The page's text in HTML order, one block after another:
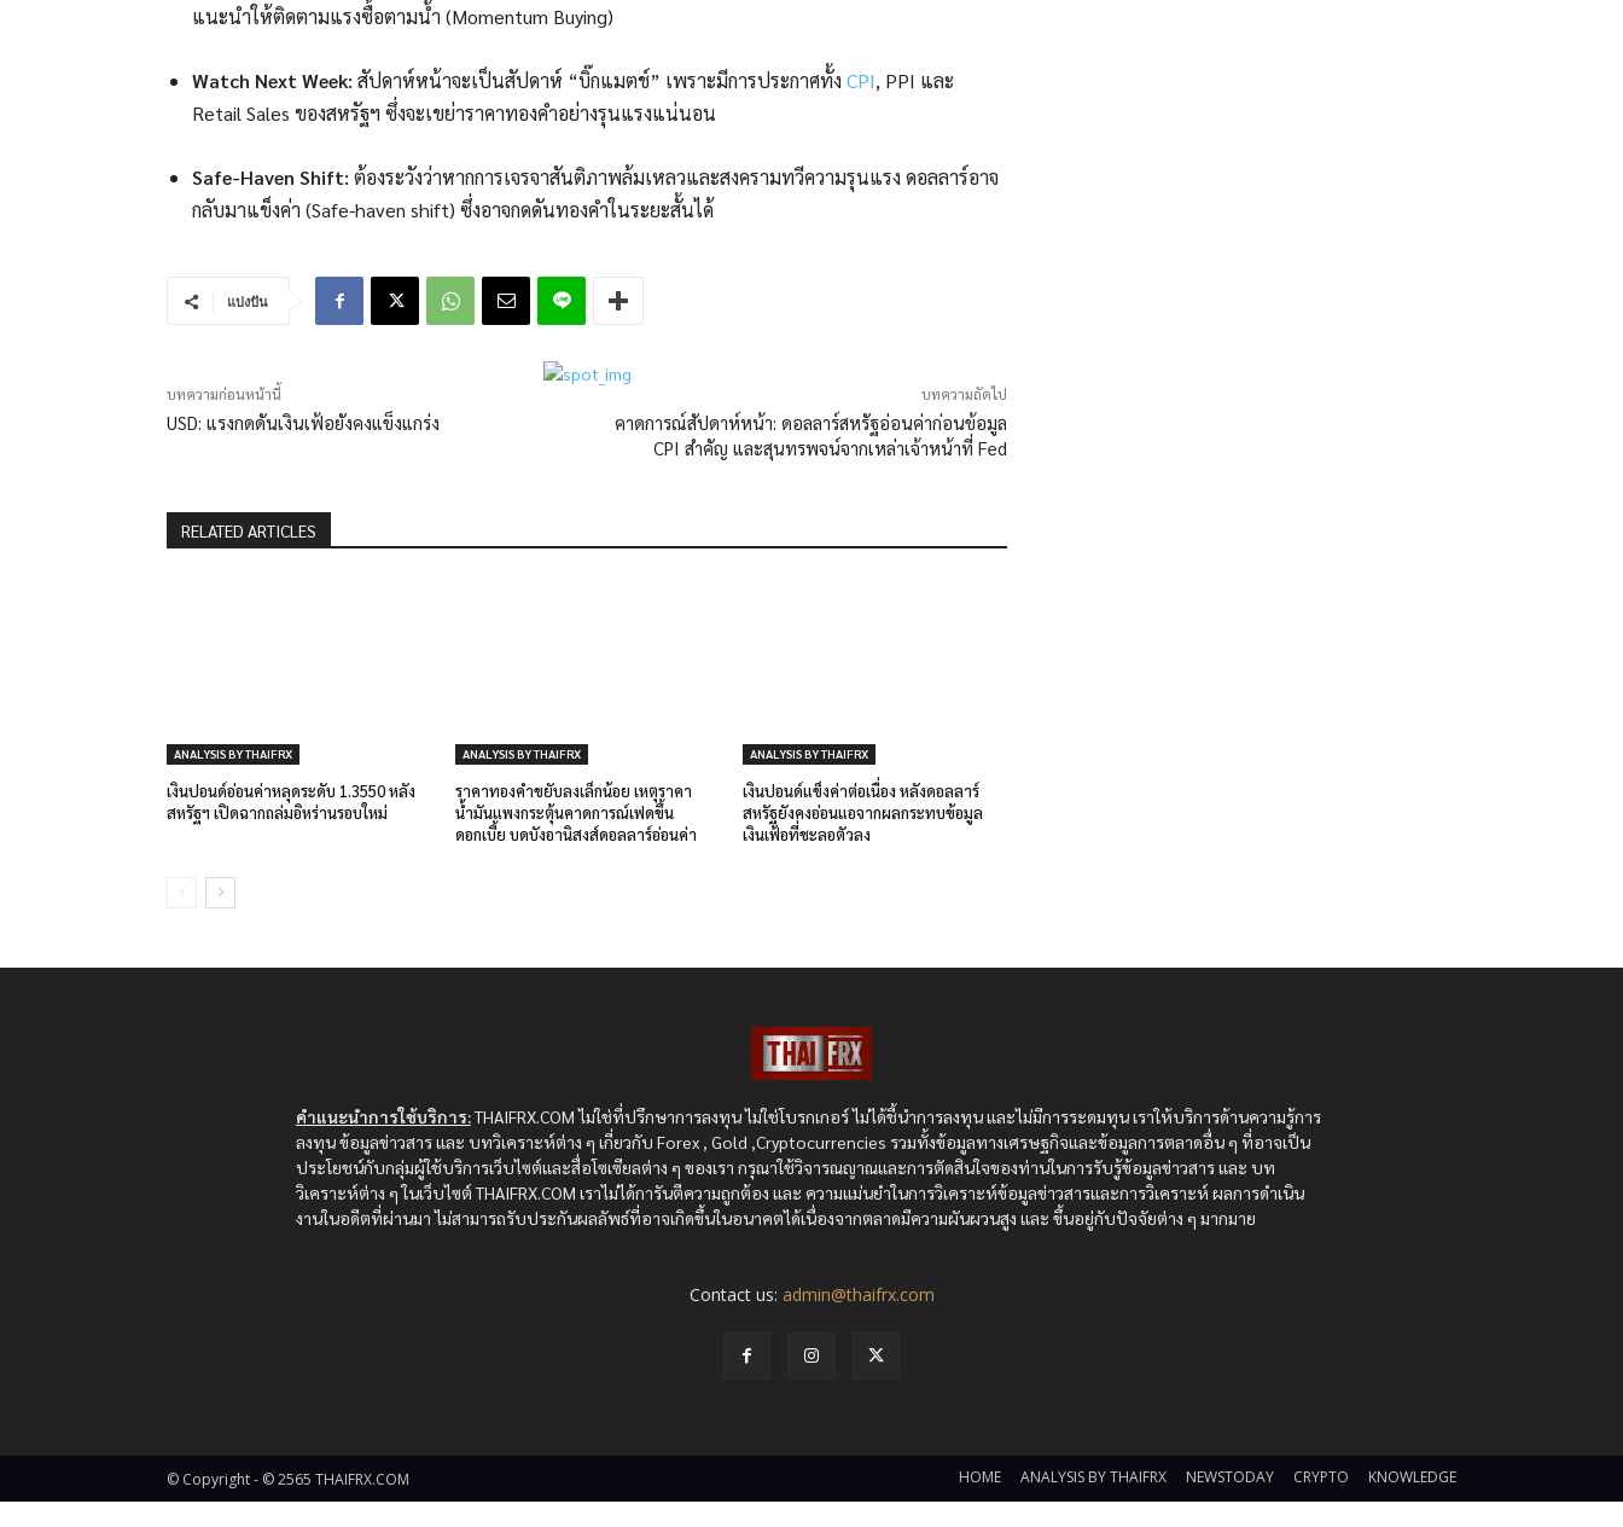
แนะนำให้ติดตามแรงซื้อตามน้ำ (Momentum Buying)
Watch Next Week: สัปดาห์หน้าจะเป็นสัปดาห์ “บิ๊กแมตช์” เพราะมีการประกาศทั้ง CPI, PPI และ
Retail Sales ของสหรัฐฯ ซึ่งจะเขย่าราคาทองคำอย่างรุนแรงแน่นอน
Safe-Haven Shift: ต้องระวังว่าหากการเจรจาสันติภาพล้มเหลวและสงครามทวีความรุนแรง ดอลลาร์อาจ
กลับมาแข็งค่า (Safe-haven shift) ซึ่งอาจกดดันทองคำในระยะสั้นได้
แบ่งปัน
บทความก่อนหน้านี้
USD: แรงกดดันเงินเฟ้อยังคงแข็งแกร่ง
บทความถัดไป
คาดการณ์สัปดาห์หน้า: ดอลลาร์สหรัฐอ่อนค่าก่อนข้อมูล
CPI สำคัญ และสุนทรพจน์จากเหล่าเจ้าหน้าที่ Fed
RELATED ARTICLES
ANALYSIS BY THAIFRX
เงินปอนด์อ่อนค่าหลุดระดับ 1.3550 หลัง
สหรัฐฯ เปิดฉากถล่มอิหร่านรอบใหม่
ANALYSIS BY THAIFRX
ราคาทองคำขยับลงเล็กน้อย เหตุราคา
น้ำมันแพงกระตุ้นคาดการณ์เฟดขึ้น
ดอกเบี้ย บดบังอานิสงส์ดอลลาร์อ่อนค่า
ANALYSIS BY THAIFRX
เงินปอนด์แข็งค่าต่อเนื่อง หลังดอลลาร์
สหรัฐยังคงอ่อนแอจากผลกระทบข้อมูล
เงินเฟ้อที่ชะลอตัวลง
คำแนะนำการใช้บริการ:THAIFRX.COM ไม่ใช่ที่ปรึกษาการลงทุน ไม่ใช่โบรกเกอร์ ไม่ได้ชี้นำการลงทุน และไม่มีการระดมทุน เราให้บริการด้านความรู้การ
ลงทุน ข้อมูลข่าวสาร และ บทวิเคราะห์ต่าง ๆ เกี่ยวกับ Forex , Gold ,Cryptocurrencies รวมทั้งข้อมูลทางเศรษฐกิจและข้อมูลการตลาดอื่น ๆ ที่อาจเป็น
ประโยชน์กับกลุ่มผู้ใช้บริการเว็บไซต์และสื่อโซเซียลต่าง ๆ ของเรา กรุณาใช้วิจารณญาณและการตัดสินใจของท่านในการรับรู้ข้อมูลข่าวสาร และ บท
วิเคราะห์ต่าง ๆ ในเว็บไซต์ THAIFRX.COM เราไม่ได้การันตีความถูกต้อง และ ความแม่นยำในการวิเคราะห์ข้อมูลข่าวสารและการวิเคราะห์ ผลการดำเนิน
งานในอดีตที่ผ่านมา ไม่สามารถรับประกันผลลัพธ์ที่อาจเกิดขึ้นในอนาคตได้เนื่องจากตลาดมีความผันผวนสูง และ ขึ้นอยู่กับปัจจัยต่าง ๆ มากมาย
Contact us: admin@thaifrx.com
© Copyright - © 2565 THAIFRX.COM HOME ANALYSIS BY THAIFRX NEWSTODAY CRYPTO KNOWLEDGE